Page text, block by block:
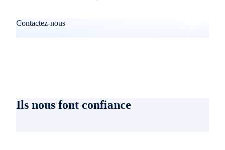
Contactez-nous
Ils nous font confiance